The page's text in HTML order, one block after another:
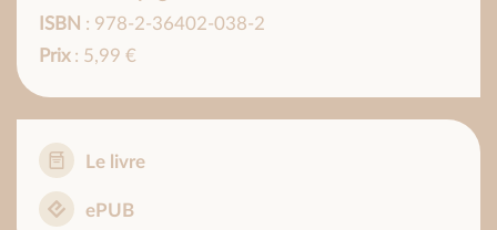
ISBN : 978-2-36402-038-2
Prix: 5,99 €
Le livre
ePUB